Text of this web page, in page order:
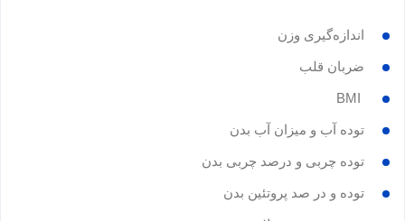
اندازه‌گیری وزن
ضربان قلب
توده آب و میزان آب بدن
توده چربی و درصد چربی بدن
توده و در صد پروتئین بدن